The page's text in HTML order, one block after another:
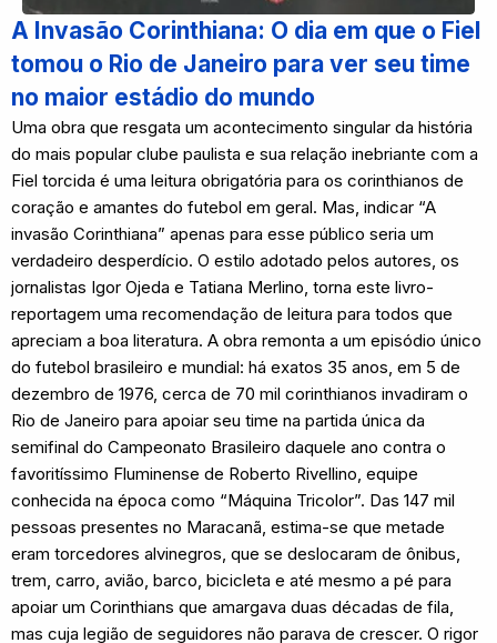
A Invasão Corinthiana: O dia em que o Fiel
tomou o Rio de Janeiro para ver seu time
no maior estádio do mundo
Uma obra que resgata um acontecimento singular da história
do mais popular clube paulista e sua relação inebriante com a
Fiel torcida é uma leitura obrigatória para os corinthianos de
coração e amantes do futebol em geral. Mas, indicar “A
invasão Corinthiana” apenas para esse público seria um
verdadeiro desperdício. O estilo adotado pelos autores, os
jornalistas Igor Ojeda e Tatiana Merlino, torna este livro-
reportagem uma recomendação de leitura para todos que
apreciam a boa literatura. A obra remonta a um episódio único
do futebol brasileiro e mundial: há exatos 35 anos, em 5 de
dezembro de 1976, cerca de 70 mil corinthianos invadiram o
Rio de Janeiro para apoiar seu time na partida única da
semifinal do Campeonato Brasileiro daquele ano contra o
favoritíssimo Fluminense de Roberto Rivellino, equipe
conhecida na época como “Máquina Tricolor”. Das 147 mil
pessoas presentes no Maracanã, estima-se que metade
eram torcedores alvinegros, que se deslocaram de ônibus,
trem, carro, avião, barco, bicicleta e até mesmo a pé para
apoiar um Corinthians que amargava duas décadas de fila,
mas cuja legião de seguidores não parava de crescer. O rigor